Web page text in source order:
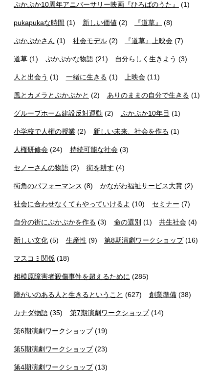
ぷかぷか10周年アニバーサリー映画『ひろばのうた』 (1)
pukapukaな時間 (1) 新しい価値 (2) 『道草』 (8)
ぷかぷかさん (1) 社会モデル(2) 『道草』上映会 (7)
道草 (1) ぷかぷかな物語(21) 自分らしく生きよう (3)
人と出会う (1) 一緒に生きる (1) 上映会 (11)
風とカメラとぷかぷかと (2) ありのままの自分で生きる (1)
グループホーム建設反対運動 (2) ぷかぷか10年目 (1)
小学校で人権の授業 (2) 新しい未来、社会を作る (1)
人権研修会 (24) 持続可能な社会(3)
セノーさんの物語 (2) 街を耕す (4)
街角のパフォーマンス (8) かながわ福祉サービス大賞(2)
社会に合わせなくてもやっていけるよ (10) セミナー (7)
自分の街にぷかぷかを作る (3) 命の選別 (1) 共生社会 (4)
新しい文化 (5) 生産性 (9) 第8期演劇ワークショップ(16)
マスコミ関係 (18)
相模原障害者殺傷事件を超えるために (285)
障がいのある人と生きるということ (627) 創業準備(38)
カナダ物語 (35) 第7期演劇ワークショップ(14)
第6期演劇ワークショップ(19)
第5期演劇ワークショップ(23)
第4期演劇ワークショップ(13)